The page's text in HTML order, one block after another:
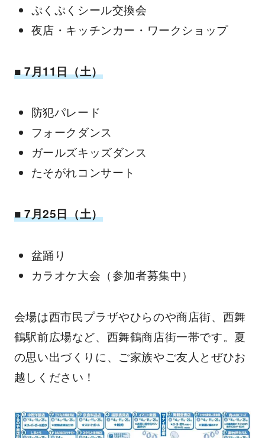
ぷくぷくシール交換会
夜店・キッチンカー・ワークショップ
■ 7月11日（土）
防犯パレード
フォークダンス
ガールズキッズダンス
たそがれコンサート
■ 7月25日（土）
盆踊り
カラオケ大会（参加者募集中）
会場は西市民プラザやひらのや商店街、西舞
鶴駅前広場など、西舞鶴商店街一帯です。夏
の思い出づくりに、ご家族やご友人とぜひお
越しください！